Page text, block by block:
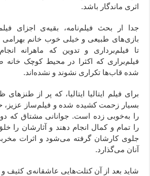
اثری ماندگار باشد.
جدا ار بحث فیلم‌نامه، بقیه‌ی اجزای
بازی‌های طبیعی و خیلی خوب خانم بهرامی
تا فیلم‌برداری و تدوین که ماهرانه
فیلم‌براری که اکثرا در محیط کوچک
شده قاب‌ها تکراری نشوند و نشده‌اند.
برای فیلم ایتالیا ایتالیا، که پر از
بسیار زحمت کشیده شده و فیلم‌ساز
را به‌خوبی زده است. جوانانی مشتاق که
را تمام و کمال انجام دهند و آثارشان را
جلوی کارشان گرفته می‌شود و اثرات
آنان می‌گذارد.
شاید بعد از آن کتلت‌هایی عاشقانه‌ی کثیف